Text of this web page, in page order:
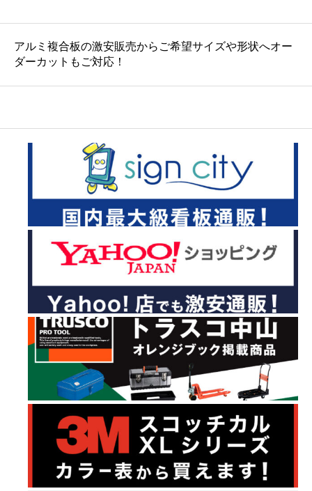
アルミ複合板の激安販売からご希望サイズや形状へオー
ダーカットもご対応！